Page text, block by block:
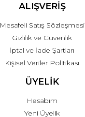
ALIŞVERİŞ
Mesafeli Satış Sözleşmesi
Gizlilik ve Güvenlik
İptal ve İade Şartları
Kişisel Veriler Politikası
ÜYELİK
Hesabım
Yeni Üyelik